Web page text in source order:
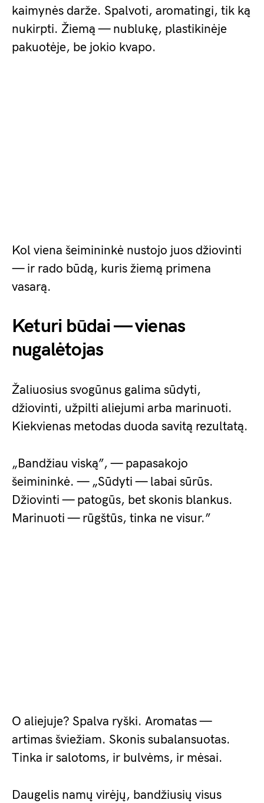
kaimynės darže. Spalvoti, aromatingi, tik ką
nukirpti. Žiemą — nublukę, plastikinėje
pakuotėje, be jokio kvapo.
Kol viena šeimininkė nustojo juos džiovinti
— ir rado būdą, kuris žiemą primena
vasarą.
Keturi būdai — vienas
nugalėtojas
Žaliuosius svogūnus galima sūdyti,
džiovinti, užpilti aliejumi arba marinuoti.
Kiekvienas metodas duoda savitą rezultatą.
„Bandžiau viską”, — papasakojo
šeimininkė. — „Sūdyti — labai sūrūs.
Džiovinti — patogūs, bet skonis blankus.
Marinuoti — rūgštūs, tinka ne visur.”
O aliejuje? Spalva ryški. Aromatas —
artimas šviežiam. Skonis subalansuotas.
Tinka ir salotoms, ir bulvėms, ir mėsai.
Daugelis namų virėjų, bandžiusių visus